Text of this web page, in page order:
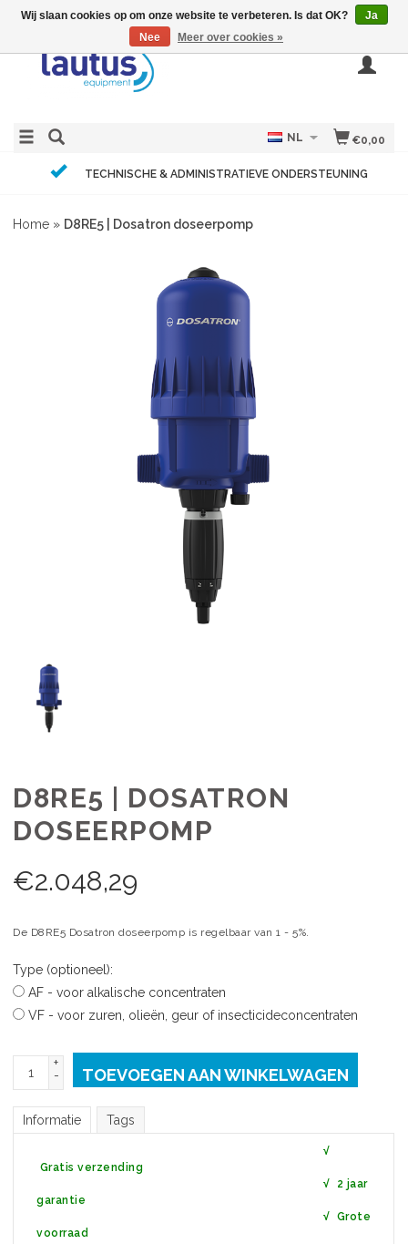
€0,00
NL
TECHNISCHE & ADMINISTRATIEVE ONDERSTEUNING
Home » D8RE5 | Dosatron doseerpomp
D8RE5 | DOSATRON
DOSEERPOMP
€2.048,29
De D8RE5 Dosatron doseerpomp is regelbaar van 1 - 5%.
Type (optioneel):
AF - voor alkalische concentraten
VF - voor zuren, olieën, geur of insecticideconcentraten
+
-
TOEVOEGEN AAN WINKELWAGEN
Informatie Tags
√
Gratis verzending
√ 2 jaar
garantie
√ Grote
voorraad
Wij slaan cookies op om onze website te verbeteren. Is dat OK?
Ja
Nee
Meer over cookies »